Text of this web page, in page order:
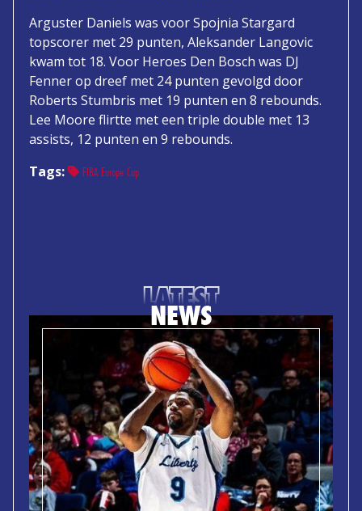
Arguster Daniels was voor Spojnia Stargard
topscorer met 29 punten, Aleksander Langovic
kwam tot 18. Voor Heroes Den Bosch was DJ
Fenner op dreef met 24 punten gevolgd door
Roberts Stumbris met 19 punten en 8 rebounds.
Lee Moore flirtte met een triple double met 13
assists, 12 punten en 9 rebounds.
Tags:
FIBA Europe Cup
LATEST
NEWS